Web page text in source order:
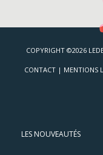
COPYRIGHT ©2026
CONTACT | MENTIONS
LES NOUVEAUTÉS